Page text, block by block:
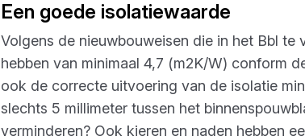
Een goede isolatiewaarde
Volgens de nieuwbouweisen die in het Bbl
hebben van minimaal 4,7 (m2K/W) conform
ook de correcte uitvoering van de isolatie
slechts 5 millimeter tussen het
verminderen? Ook kieren en naden hebben